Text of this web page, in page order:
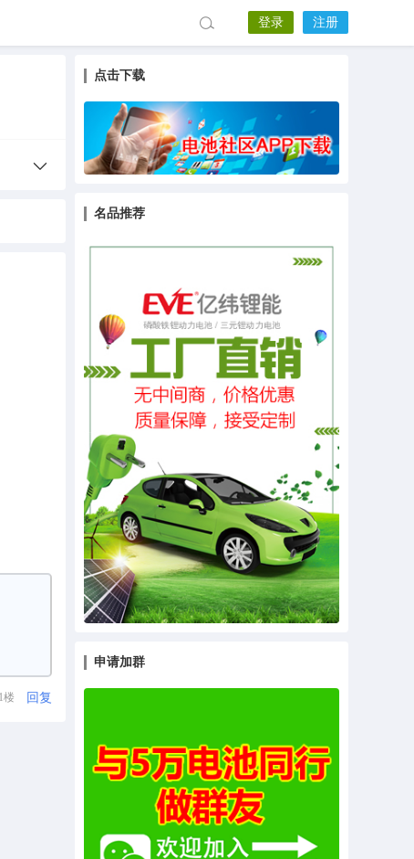
登录 注册
1楼 回复
点击下载
名品推荐
申请加群